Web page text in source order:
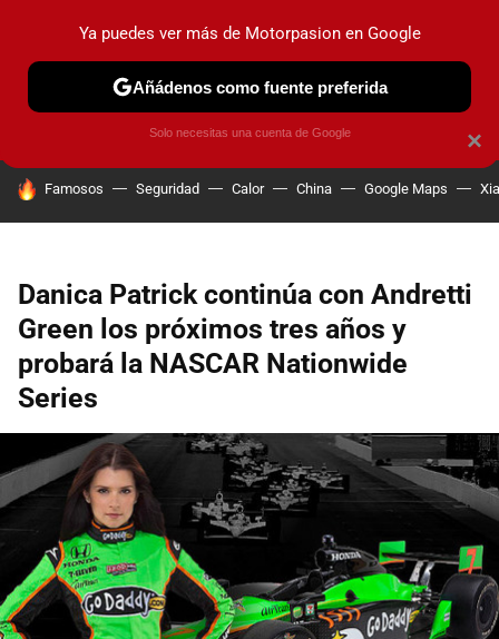
PRUEBAS COCHES ELÉCTRICOS OBSERVATORIO
HOY SE HABLA DE
Famosos Seguridad Calor China Google Maps
Danica Patrick continúa con Andretti
Green los próximos tres años y
probará la NASCAR Nationwide
Series
×
Ya puedes ver más de Motorpasion en Google
Añádenos como fuente preferida
Solo necesitas una cuenta de Google